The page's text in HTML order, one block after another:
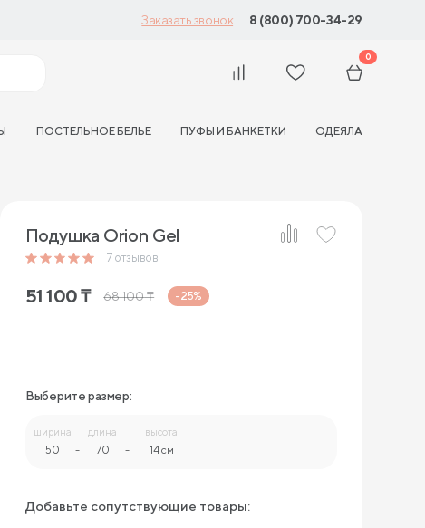
Заказать звонок 8 (800) 700-34-29
0
ПОСТЕЛЬНОЕ БЕЛЬЕ ПУФЫ И БАНКЕТКИ ОДЕЯЛА
Подушка Orion Gel
7 отзывов
51 100₸ 68 100₸ -25%
Выберите размер:
ширина
50 -
длина
70 -
высота
14 см
Добавьте сопутствующие товары: